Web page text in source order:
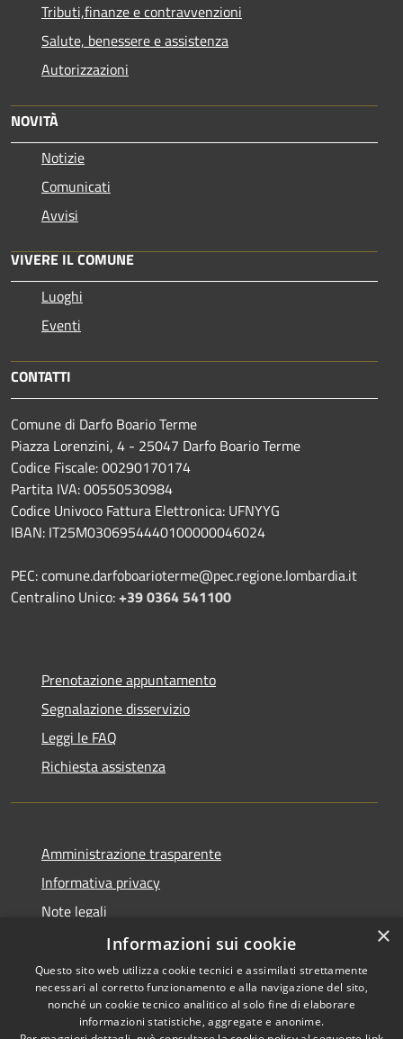
Tributi,finanze e contravvenzioni
Salute, benessere e assistenza
Autorizzazioni
NOVITÀ
Notizie
Comunicati
Avvisi
VIVERE IL COMUNE
Luoghi
Eventi
CONTATTI
Comune di Darfo Boario Terme
Piazza Lorenzini, 4 - 25047 Darfo Boario Terme
Codice Fiscale: 00290170174
Partita IVA: 00550530984
Codice Univoco Fattura Elettronica: UFNYYG
IBAN: IT25M0306954440100000046024
PEC: comune.darfoboarioterme@pec.regione.lombardia.it
Centralino Unico:+39 0364 541100
Prenotazione appuntamento
Segnalazione disservizio
Leggi le FAQ
Richiesta assistenza
Amministrazione trasparente
Informativa privacy
Note legali
Dichiarazione di accessibilità
RSS Copyright © 2026 • Comune di
×
Informazioni sui cookie
Questo sito web utilizza cookie tecnici e assimilati strettamente
necessari al corretto funzionamento e alla navigazione del sito,
nonché un cookie tecnico analitico al solo fine di elaborare
informazioni statistiche, aggregate e anonime.